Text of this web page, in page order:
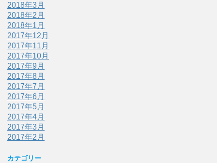
2018年3月
2018年2月
2018年1月
2017年12月
2017年11月
2017年10月
2017年9月
2017年8月
2017年7月
2017年6月
2017年5月
2017年4月
2017年3月
2017年2月
カテゴリー